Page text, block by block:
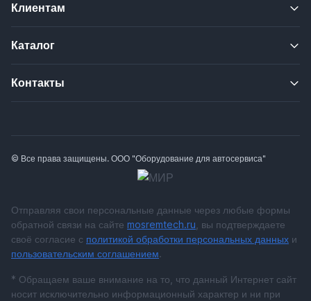
Клиентам
Каталог
Контакты
© Все права защищены. ООО "Оборудование для автосервиса"
Отправляя свои персональные данные через любые формы
обратной связи на сайте mosremtech.ru , вы подтверждаете
своё согласие с политикой обработки персональных данных и
пользовательским соглашением.
* Обращаем ваше внимание на то, что данный Интернет сайт
носит исключительно информационный характер и ни при